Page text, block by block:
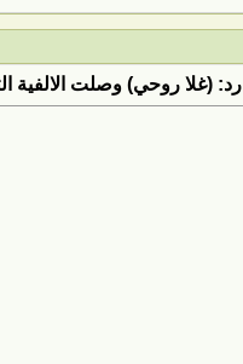
رد: (غلا روحي) وصلت الالفية